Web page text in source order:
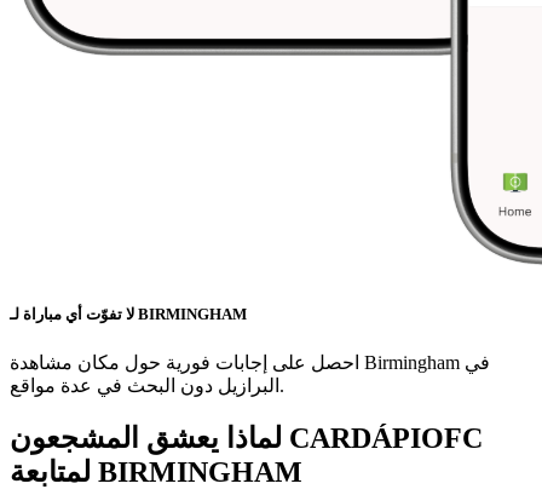
لا تفوّت أي مباراة لـ BIRMINGHAM
احصل على إجابات فورية حول مكان مشاهدة Birmingham في
البرازيل دون البحث في عدة مواقع.
لماذا يعشق المشجعون CARDÁPIOFC
BIRMINGHAM